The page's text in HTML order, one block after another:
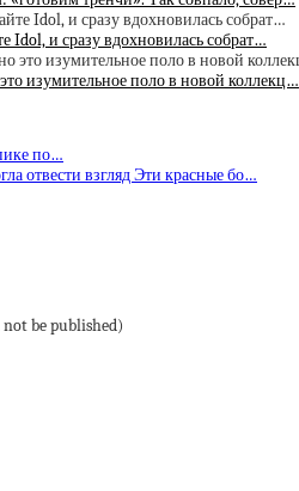
Idol, и сразу вдохновилась собрат…
изумительное поло в новой коллекц…
по…
отвести взгляд Эти красные бо…
be published)